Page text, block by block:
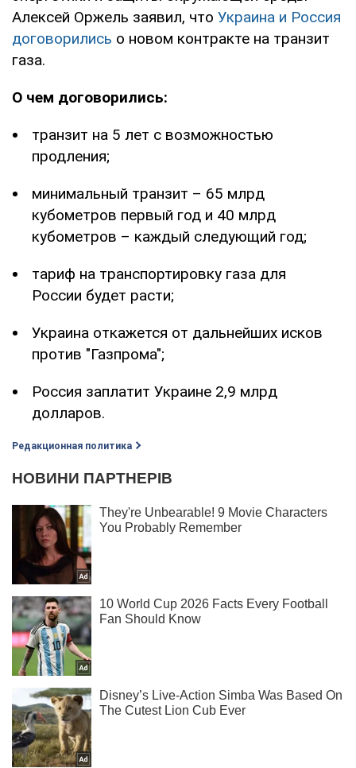
Алексей Оржель заявил, что Украина и Россия
договорились о новом контракте на транзит
газа.
О чем договорились:
транзит на 5 лет с возможностью
продления;
минимальный транзит – 65 млрд
кубометров первый год и 40 млрд
кубометров – каждый следующий год;
тариф на транспортировку газа для
России будет расти;
Украина откажется от дальнейших исков
против "Газпрома";
Россия заплатит Украине 2,9 млрд
долларов.
Редакционная политика